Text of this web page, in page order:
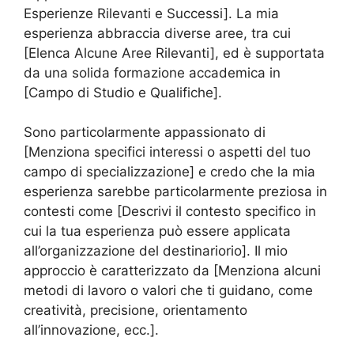
Esperienze Rilevanti e Successi]. La mia
esperienza abbraccia diverse aree, tra cui
[Elenca Alcune Aree Rilevanti], ed è supportata
da una solida formazione accademica in
[Campo di Studio e Qualifiche].
Sono particolarmente appassionato di
[Menziona specifici interessi o aspetti del tuo
campo di specializzazione] e credo che la mia
esperienza sarebbe particolarmente preziosa in
contesti come [Descrivi il contesto specifico in
cui la tua esperienza può essere applicata
all’organizzazione del destinariorio]. Il mio
approccio è caratterizzato da [Menziona alcuni
metodi di lavoro o valori che ti guidano, come
creatività, precisione, orientamento
all’innovazione, ecc.].